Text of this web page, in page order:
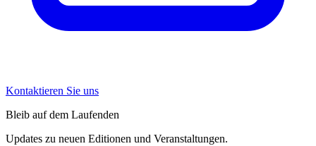
Kontaktieren Sie uns
Bleib auf dem Laufenden
Updates zu neuen Editionen und Veranstaltungen.